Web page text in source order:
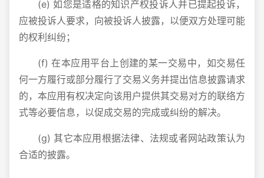
(e) 如您是适格的知识产权投诉人并已提起投诉，
应被投诉人要求，向被投诉人披露，以便双方处理可能
的权利纠纷；
(f) 在本应用平台上创建的某一交易中，如交易任
何一方履行或部分履行了交易义务并提出信息披露请求
的，本应用有权决定向该用户提供其交易对方的联络方
式等必要信息，以促成交易的完成或纠纷的解决。
(g) 其它本应用根据法律、法规或者网站政策认为
合适的披露。